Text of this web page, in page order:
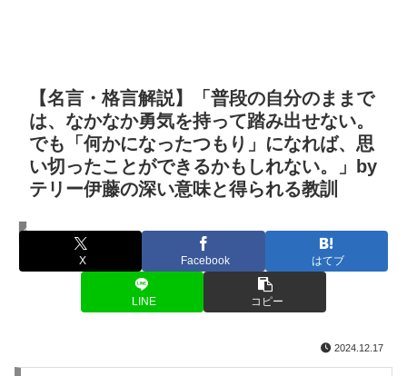
【名言・格言解説】「普段の自分のままで
は、なかなか勇気を持って踏み出せない。
でも「何かになったつもり」になれば、思
い切ったことができるかもしれない。」by
テリー伊藤の深い意味と得られる教訓
名言・格言
X Facebook はてブ
LINE コピー
2024.12.17